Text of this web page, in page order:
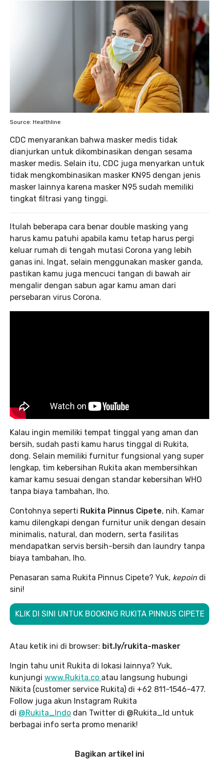
Source: Healthline
CDC menyarankan bahwa masker medis tidak
dianjurkan untuk dikombinasikan dengan sesama
masker medis. Selain itu, CDC juga menyarkan untuk
tidak mengkombinasikan masker KN95 dengan jenis
masker lainnya karena masker N95 sudah memiliki
tingkat filtrasi yang tinggi.
Itulah beberapa cara benar double masking yang
harus kamu patuhi apabila kamu tetap harus pergi
keluar rumah di tengah mutasi Corona yang lebih
ganas ini. Ingat, selain menggunakan masker ganda,
pastikan kamu juga mencuci tangan di bawah air
mengalir dengan sabun agar kamu aman dari
persebaran virus Corona.
Kalau ingin memiliki tempat tinggal yang aman dan
bersih, sudah pasti kamu harus tinggal di Rukita,
dong. Selain memiliki furnitur fungsional yang super
lengkap, tim kebersihan Rukita akan membersihkan
kamar kamu sesuai dengan standar kebersihan WHO
tanpa biaya tambahan, lho.
Contohnya seperti Rukita Pinnus Cipete, nih. Kamar
kamu dilengkapi dengan furnitur unik dengan desain
minimalis, natural, dan modern, serta fasilitas
mendapatkan servis bersih-bersih dan laundry tanpa
biaya tambahan, lho.
Penasaran sama Rukita Pinnus Cipete? Yuk, kepoin di
sini!
KLIK DI SINI UNTUK BOOKING RUKITA PINNUS CIPETE
Atau ketik ini di browser: bit.ly/rukita-masker
Ingin tahu unit Rukita di lokasi lainnya? Yuk,
kunjungi www.Rukita.co atau langsung hubungi
Nikita (customer service Rukita) di +62 811-1546-477.
Follow juga akun Instagram Rukita
di @Rukita_Indo dan Twitter di @Rukita_Id untuk
berbagai info serta promo menarik!
Bagikan artikel ini